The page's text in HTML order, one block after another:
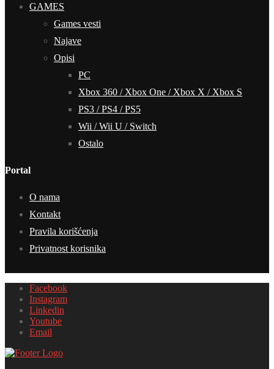
GAMES
Games vesti
Najave
Opisi
PC
Xbox 360 / Xbox One / Xbox X / Xbox S
PS3 / PS4 / PS5
Wii / Wii U / Switch
Ostalo
Portal
O nama
Kontakt
Pravila korišćenja
Privatnost korisnika
Facebook
Instagram
Linkedin
Youtube
Email